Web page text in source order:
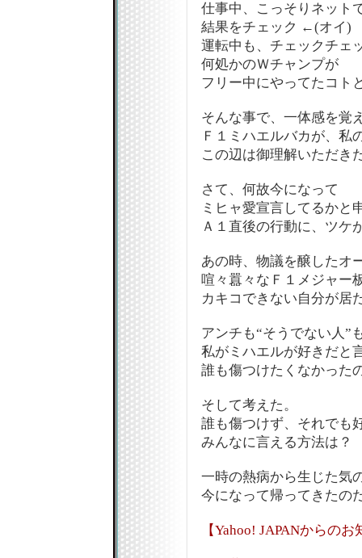
仕事中、こっそりネット
結果をチェック ←(オイ)
運転中も、チェックチェ
何処かのＷチャンプが
フリー中にやってたコト
そんな事で、一体感を覚
Ｆ１ミハエルバカが、私
この辺は御理解いただき
さて、何故今になって
ミヒャ愛宣言してるかと
Ａ１直後の行動に、ツケ
あの時、物議を醸したオ
喧々囂々なＦ１メジャー
カキコできない自分が居
アンチも“そうでない人”
私がミハエルが好きだと
誰も傷つけたくなかった
そして考えた。
誰も傷つけず、それでも
みんなに言える方法は？
一時の熱病から生じた気
今になって帰ってきたの
【Yahoo! JAPANからのお